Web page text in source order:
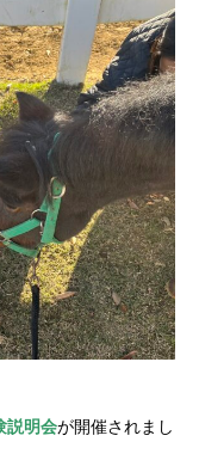
説明会が開催されまし